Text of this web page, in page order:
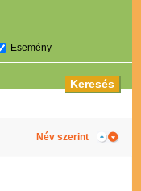
Esemény
Név szerint